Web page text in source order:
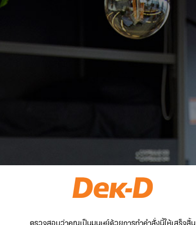
ตรวจสอบว่าคุณเป็นมนุษย์ด้วยการทำคำสั่งนี้ให้เสร็จสิ้น